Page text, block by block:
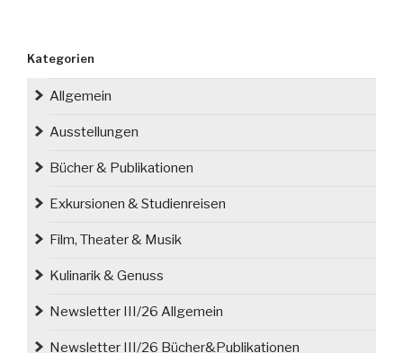
vor
100
in
Kategorien
Allgemein
Ausstellungen
Bücher & Publikationen
Exkursionen & Studienreisen
Film, Theater & Musik
Kulinarik & Genuss
Newsletter III/26 Allgemein
Newsletter III/26 Bücher&Publikationen